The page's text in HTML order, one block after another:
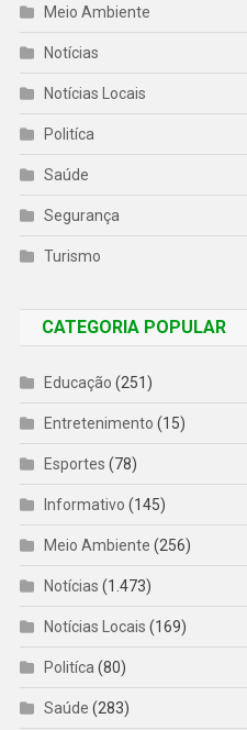
Meio Ambiente
Notícias
Notícias Locais
Politíca
Saúde
Segurança
Turismo
CATEGORIA POPULAR
Educação (251)
Entretenimento (15)
Esportes (78)
Informativo (145)
Meio Ambiente (256)
Notícias (1.473)
Notícias Locais (169)
Politíca (80)
Saúde (283)